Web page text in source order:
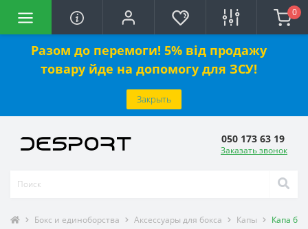
Разом до перемоги! 5% від продажу
товару йде на допомогу для ЗСУ!
Закрыть
0
050 173 63 19
Заказать звонок
Бокс и единоборства Аксессуары для бокса Капы Капа